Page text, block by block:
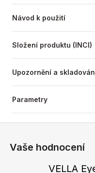
Návod k použití
Složení produktu (INCI)
Upozornění a
Parametry
Vaše hodnocení